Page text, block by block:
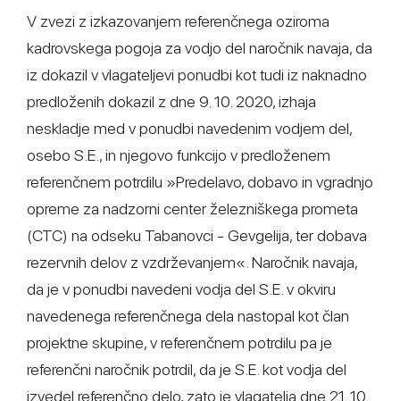
V zvezi z izkazovanjem referenčnega oziroma
kadrovskega pogoja za vodjo del naročnik navaja, da
iz dokazil v vlagateljevi ponudbi kot tudi iz naknadno
predloženih dokazil z dne 9. 10. 2020, izhaja
neskladje med v ponudbi navedenim vodjem del,
osebo S.E., in njegovo funkcijo v predloženem
referenčnem potrdilu »Predelavo, dobavo in vgradnjo
opreme za nadzorni center železniškega prometa
(CTC) na odseku Tabanovci - Gevgelija, ter dobava
rezervnih delov z vzdrževanjem«. Naročnik navaja,
da je v ponudbi navedeni vodja del S.E. v okviru
navedenega referenčnega dela nastopal kot član
projektne skupine, v referenčnem potrdilu pa je
referenčni naročnik potrdil, da je S.E. kot vodja del
izvedel referenčno delo, zato je vlagatelja dne 21. 10.